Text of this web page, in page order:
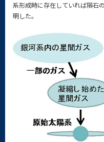
系形成時に存在していれば隕石
明した。